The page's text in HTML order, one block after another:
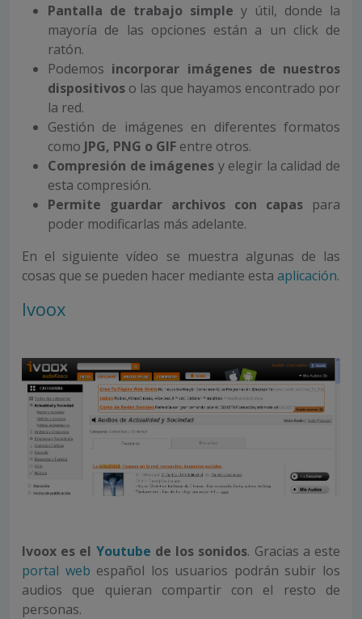
Pantalla de trabajo simple y útil, donde la
mayoría de las opciones están a un click de
ratón.
Podemos incorporar imágenes de nuestros
dispositivos o las que hayamos encontrado por
la red.
Gestión de imágenes en diferentes formatos
como JPG, PNG o GIF entre otros.
Compresión de imágenes y elegir la calidad de
esta compresión.
Permite guardar archivos con capas para
poder modificarlas más adelante.
En el siguiente vídeo se muestra algunas de las
cosas que se pueden hacer mediante esta aplicación.
Ivoox
Ivoox es el Youtube de los sonidos. Gracias a este
portal web español los usuarios podrán subir los
audios que quieran compartir con el resto de
personas.